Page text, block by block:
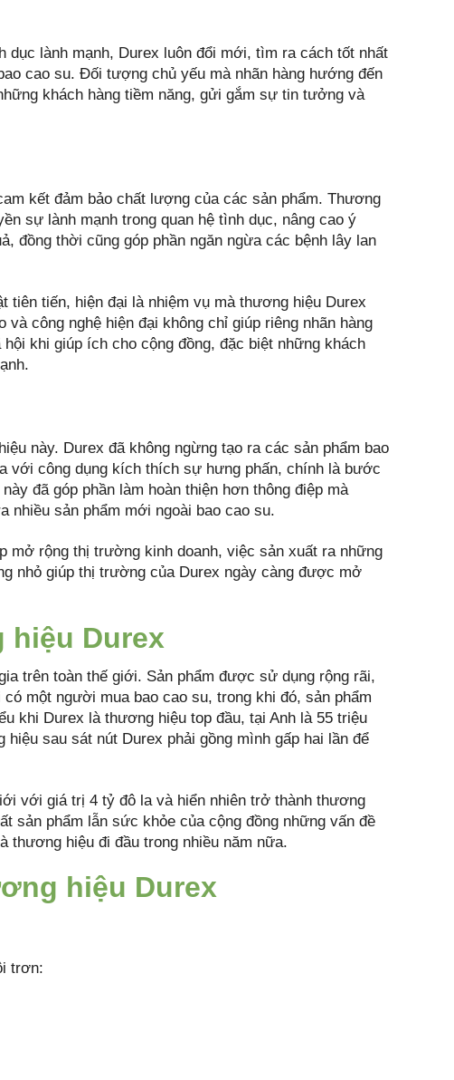
lành mạnh, Durex luôn đổi mới, tìm ra cách tốt nhất
cao su. Đối tượng chủ yếu mà nhãn hàng hướng đến
khách hàng tiềm năng, gửi gắm sự tin tưởng và
kết đảm bảo chất lượng của các sản phẩm. Thương
sự lành mạnh trong quan hệ tình dục, nâng cao ý
đồng thời cũng góp phần ngăn ngừa các bệnh lây lan
tiến, hiện đại là nhiệm vụ mà thương hiệu Durex
công nghệ hiện đại không chỉ giúp riêng nhãn hàng
khi giúp ích cho cộng đồng, đặc biệt những khách
này. Durex đã không ngừng tạo ra các sản phẩm bao
với công dụng kích thích sự hưng phấn, chính là bước
đã góp phần làm hoàn thiện hơn thông điệp mà
nhiều sản phẩm mới ngoài bao cao su.
mở rộng thị trường kinh doanh, việc sản xuất ra những
nhỏ giúp thị trường của Durex ngày càng được mở
Durex
trên toàn thế giới. Sản phẩm được sử dụng rộng rãi,
một người mua bao cao su, trong khi đó, sản phẩm
khi Durex là thương hiệu top đầu, tại Anh là 55 triệu
sau sát nút Durex phải gồng mình gấp hai lần để
với giá trị 4 tỷ đô la và hiển nhiên trở thành thương
sản phẩm lẫn sức khỏe của cộng đồng những vấn đề
thương hiệu đi đầu trong nhiều năm nữa.
hiệu Durex
trơn: